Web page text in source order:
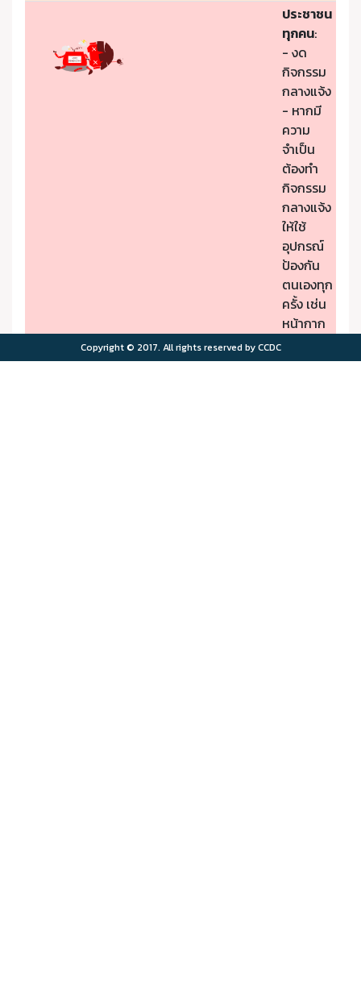
ประชาชน
ทุกคน:
- งด
กิจกรรม
กลางแจ้ง
- หากมี
ความ
จำเป็น
ต้องทำ
กิจกรรม
กลางแจ้ง
ให้ใช้
อุปกรณ์
ป้องกัน
ตนเองทุก
ครั้ง เช่น
หน้ากาก
PM2.5
Copyright © 2017. All rights reserved by CCDC